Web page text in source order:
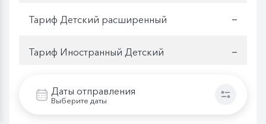
Даты отправления
Выберите даты
Тариф Детский расширенный —
Тариф Иностранный Детский —